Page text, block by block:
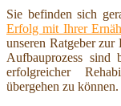
Sie befinden sich
Erfolg mit Ihrer
unseren Ratgeber
Aufbauprozess sind
erfolgreicher
übergehen zu können.